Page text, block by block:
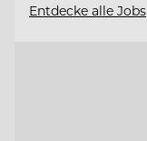
Entdecke alle Jobs